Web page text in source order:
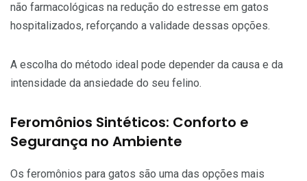
não farmacológicas na redução do estresse em gatos
hospitalizados, reforçando a validade dessas opções.
A escolha do método ideal pode depender da causa e da
intensidade da ansiedade do seu felino.
Feromônios Sintéticos: Conforto e
Segurança no Ambiente
Os feromônios para gatos são uma das opções mais